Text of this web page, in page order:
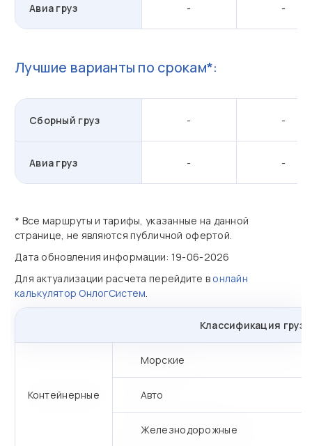
Авиа груз - -
Лучшие варианты по срокам*:
Сборный груз - -
Авиа груз - -
* Все маршруты и тарифы, указанные на данной
странице, не являются публичной офертой.
Дата обновления информации: 19-06-2026
Для актуализации расчета перейдите в онлайн
калькулятор ОнлогСистем.
Классификация
Контейнерные
Морские
Авто
Железнодорожные